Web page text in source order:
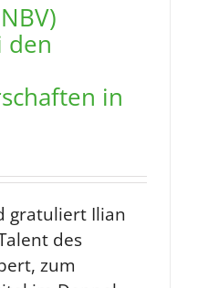
den
in
gratuliert Ilian
des
zum